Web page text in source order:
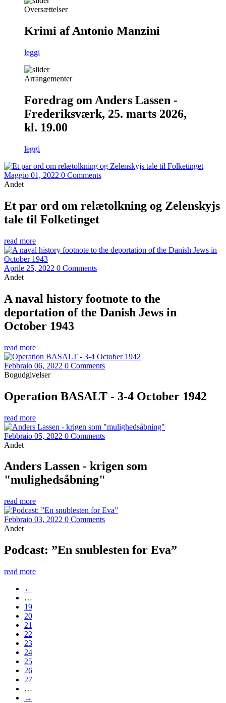
Oversættelser
Krimi af Antonio Manzini
leggi
Arrangementer
Foredrag om Anders Lassen -
Frederiksværk, 25. marts 2026,
kl. 19.00
leggi
Maggio 01, 2022 0 Comments
Andet
Et par ord om relætolkning og Zelenskyjs
tale til Folketinget
read more
Aprile 25, 2022 0 Comments
Andet
A naval history footnote to the
deportation of the Danish Jews in
October 1943
read more
Febbraio 06, 2022 0 Comments
Bogudgivelser
Operation BASALT - 3-4 October 1942
read more
Febbraio 05, 2022 0 Comments
Andet
Anders Lassen - krigen som
"mulighedsåbning"
read more
Febbraio 03, 2022 0 Comments
Andet
Podcast: ”En snublesten for Eva”
read more
←
…
19
20
21
22
23
24
25
26
27
…
→